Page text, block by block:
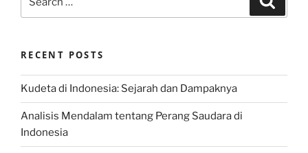
for:
RECENT POSTS
Kudeta di Indonesia: Sejarah dan Dampaknya
Analisis Mendalam tentang Perang Saudara di
Indonesia